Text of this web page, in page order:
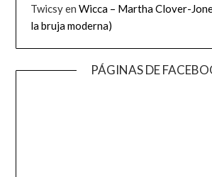
TwicsyenWicca – Martha Clover-
la bruja moderna)
PÁGINAS DE